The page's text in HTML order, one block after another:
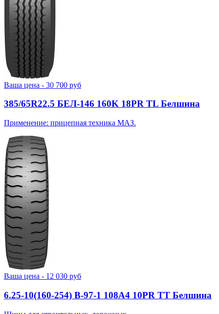
Ваша цена - 30 700 руб
385/65R22.5 БЕЛ-146 160K 18PR TL Белшина
Применение: прицепная техника МАЗ.
Ваша цена - 12 030 руб
6.25-10(160-254) В-97-1 108A4 10PR TT Белшина